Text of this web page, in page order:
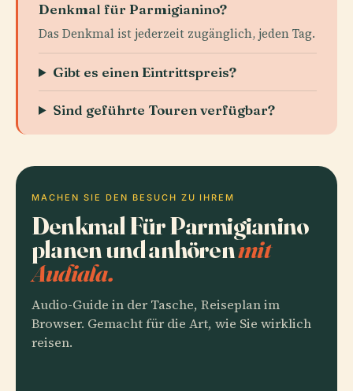
Denkmal für Parmigianino?
Das Denkmal ist jederzeit zugänglich, jeden Tag.
Gibt es einen Eintrittspreis?
Sind geführte Touren verfügbar?
MACHEN SIE DEN BESUCH ZU IHREM
Denkmal Für Parmigianino
planen und anhörenmit
Audiala.
Audio-Guide in der Tasche, Reiseplan im
Browser. Gemacht für die Art, wie Sie wirklich
reisen.